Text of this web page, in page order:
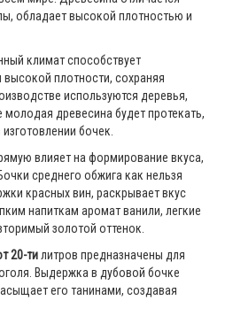
обладает высокой плотностью и
климат способствует
плотности, сохраняя
используются деревья,
молодая древесина будет протекать,
бочек.
влияет на формирование вкуса,
среднего обжига как нельзя
красных вин, раскрывает вкус
напиткам аромат ванили, легкие
золотой оттенок.
20-тилитров предназначены для
Выдержка в дубовой бочке
его танинами, создавая